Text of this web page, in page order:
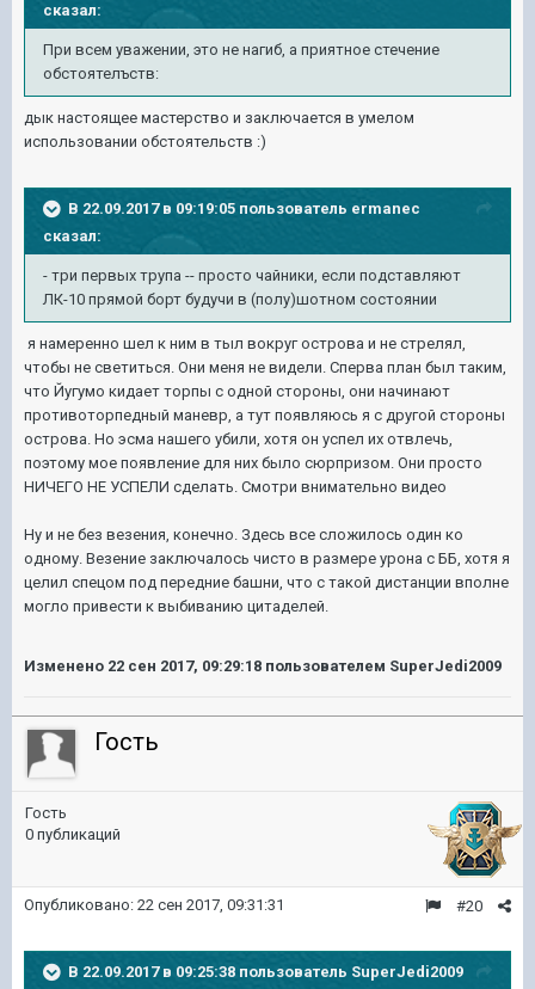
сказал:
При всем уважении, это не нагиб, а приятное стечение
обстоятелъств:
дык настоящее мастерство и заключается в умелом
использовании обстоятельств :)
В 22.09.2017 в 09:19:05 пользователь ermanec
сказал:
- три первых трупа -- просто чайники, если подставляют
ЛК-10 прямой борт будучи в (полу)шотном состоянии
я намеренно шел к ним в тыл вокруг острова и не стрелял,
чтобы не светиться. Они меня не видели. Сперва план был таким,
что Йугумо кидает торпы с одной стороны, они начинают
противоторпедный маневр, а тут появляюсь я с другой стороны
острова. Но эсма нашего убили, хотя он успел их отвлечь,
поэтому мое появление для них было сюрпризом. Они просто
НИЧЕГО НЕ УСПЕЛИ сделать. Смотри внимательно видео
Ну и не без везения, конечно. Здесь все сложилось один ко
одному. Везение заключалось чисто в размере урона с ББ, хотя я
целил спецом под передние башни, что с такой дистанции вполне
могло привести к выбиванию цитаделей.
Изменено 22 сен 2017, 09:29:18 пользователем SuperJedi2009
Гость
Гость
0 публикаций
#20
Опубликовано: 22 сен 2017, 09:31:31
В 22.09.2017 в 09:25:38 пользователь SuperJedi2009